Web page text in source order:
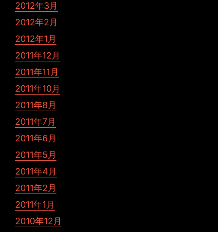
2012年3月
2012年2月
2012年1月
2011年12月
2011年11月
2011年10月
2011年8月
2011年7月
2011年6月
2011年5月
2011年4月
2011年2月
2011年1月
2010年12月